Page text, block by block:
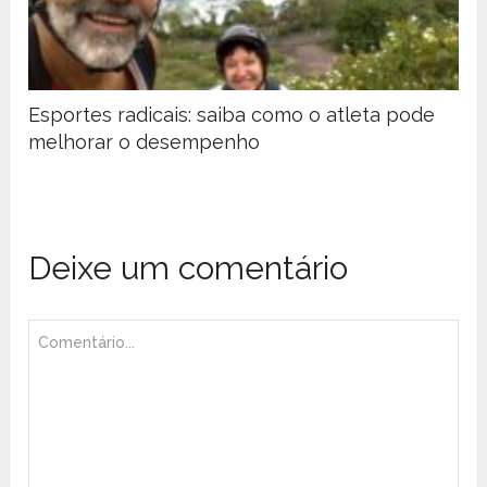
Esportes radicais: saiba como o atleta pode
melhorar o desempenho
Deixe um comentário